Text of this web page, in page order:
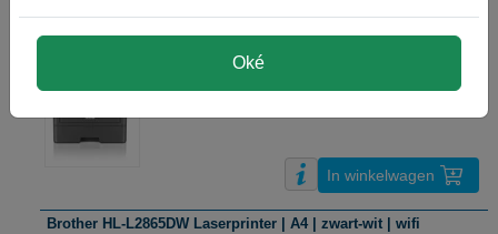
Brother HL-L2445DW Laserprinter | A4 | zwart-wit | Wifi
€ 163,99
In winkelwagen
Brother HL-L2865DW Laserprinter | A4 | zwart-wit | wifi
Oké